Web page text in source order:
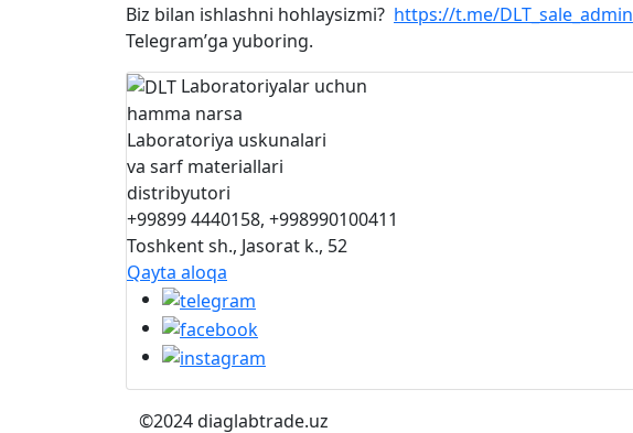
Biz bilan ishlashni hohlaysizmi? https://t.me/DLT_sale_admin
Telegram’ga yuboring.
Laboratoriyalar uchun
hamma narsa
Laboratoriya uskunalari
va sarf materiallari
distribyutori
+99899 4440158, +998990100411
Toshkent sh., Jasorat k., 52
Qayta aloqa
©2024 diaglabtrade.uz